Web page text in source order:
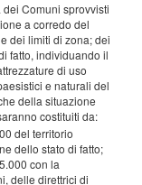
Comuni sprovvisti
a corredo del
dei limiti di zona; dei
fatto, individuando il
di uso
e naturali del
della situazione
costituiti da:
del territorio
dello stato di fatto;
con la
delle direttrici di